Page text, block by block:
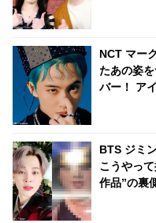
NCT マー
たあの姿
バー！ ア
BTS ジミ
こうやっ
作品”の裏